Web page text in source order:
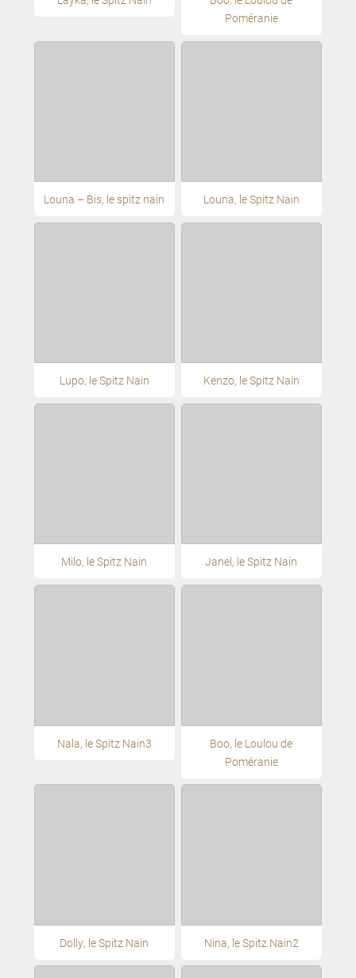
Poméranie
Louna – Bis, le spitz nain Louna, le Spitz Nain
Lupo, le Spitz Nain Kenzo, le Spitz Nain
Milo, le Spitz Nain Janel, le Spitz Nain
Nala, le Spitz Nain3
Boo, le Loulou de
Poméranie
Dolly, le Spitz Nain Nina, le Spitz Nain2